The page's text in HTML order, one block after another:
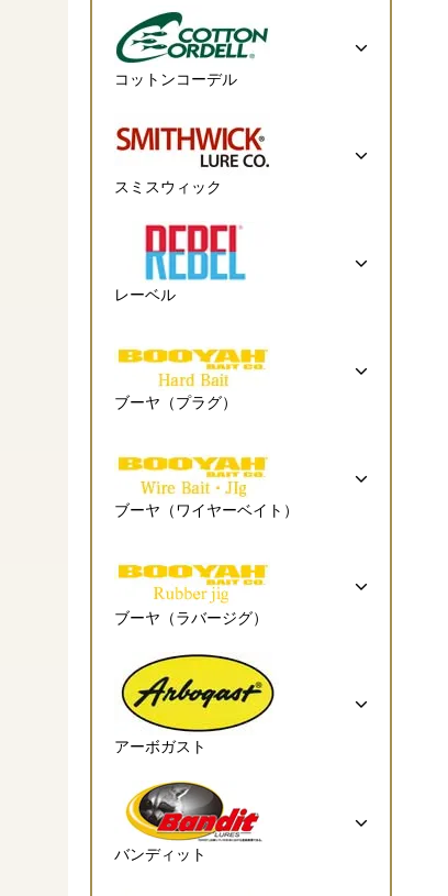
コットンコーデル
スミスウィック
レーベル
ブーヤ（プラグ）
ブーヤ（ワイヤーベイト）
ブーヤ（ラバージグ）
アーボガスト
バンディット